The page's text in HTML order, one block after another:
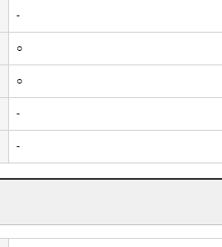
-
○
○
-
-